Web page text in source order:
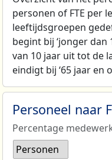
personen of FTE per
leeftijdsgroepen
begint bij ‘jonger dan
van 10 jaar uit tot de
eindigt bij ‘65 jaar en
Personeel naar
Percentage
Personen